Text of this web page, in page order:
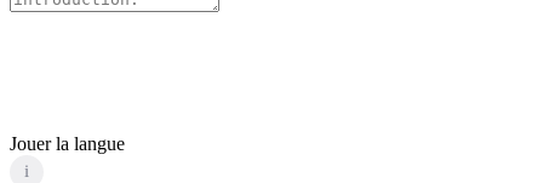
Jouer la langue
i